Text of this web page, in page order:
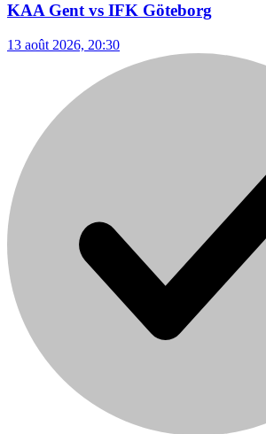
KAA Gent vs IFK Göteborg
13 août 2026, 20:30